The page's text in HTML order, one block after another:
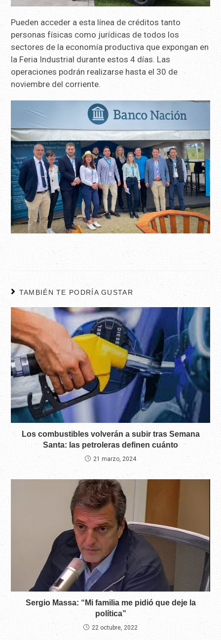
Pueden acceder a esta línea de créditos tanto
personas físicas como jurídicas de todos los
sectores de la economía productiva que expongan en
la Feria Industrial durante estos 4 días. Las
operaciones podrán realizarse hasta el 30 de
noviembre del corriente.
TAMBIÉN TE PODRÍA GUSTAR
Los combustibles volverán a subir tras Semana
Santa: las petroleras definen cuánto
21 marzo, 2024
Sergio Massa: “Mi familia me pidió que deje la
política”
22 octubre, 2022